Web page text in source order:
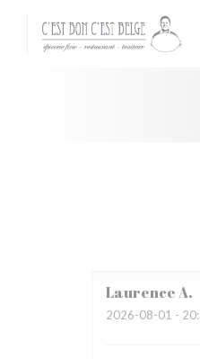
Personalizing your cookie choices
LaurenceA
2026-08-01 -